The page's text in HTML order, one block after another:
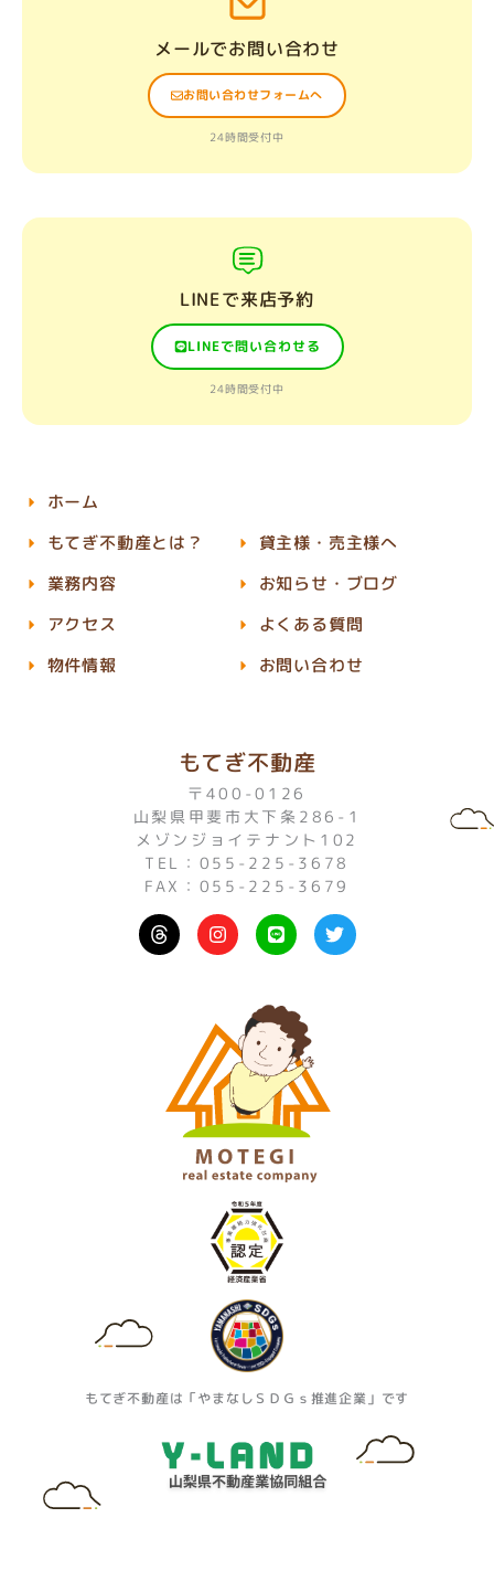
メールでお問い合わせ
お問い合わせフォームへ
24時間受付中
LINEで来店予約
LINEで問い合わせる
24時間受付中
もてぎ不動産
〒400-0126
山梨県甲斐市大下条286-1
メゾンジョイテナント102
TEL：055-225-3678
FAX：055-225-3679
I
n
s
r
a
m
L
i
n
T
w
i
もてぎ不動産は「やまなしＳＤＧｓ推進企業」です
ホーム
もてぎ不動産とは？
業務内容
アクセス
物件情報
貸主様・売主様へ
お知らせ・ブログ
よくある質問
お問い合わせ